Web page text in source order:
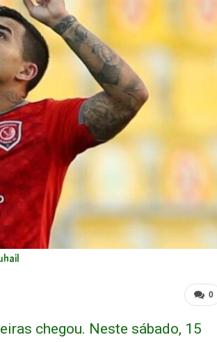
0
chegou. Neste sábado, 15